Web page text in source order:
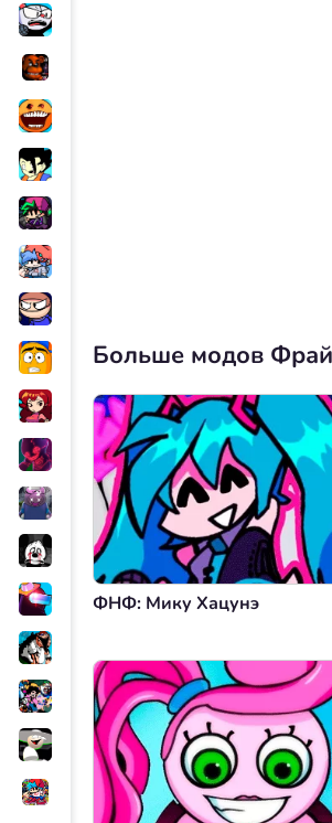
Больше модов
ФНФ: Мику Хацунэ